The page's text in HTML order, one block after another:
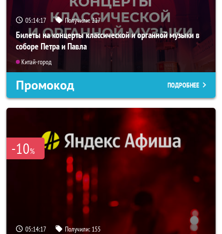
05:14:17 Получили:217
Билеты на концерты классической и органной музыки в
соборе Петра и Павла
Китай-город
Промокод ПОДРОБНЕЕ
-10%
05:14:17 Получили: 155